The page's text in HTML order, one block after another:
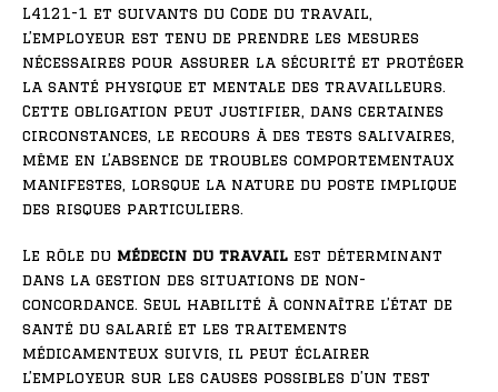
L4121-1 et suivants du Code du travail,
l’employeur est tenu de prendre les mesures
nécessaires pour assurer la sécurité et protéger
la santé physique et mentale des travailleurs.
Cette obligation peut justifier, dans certaines
circonstances, le recours à des tests salivaires,
même en l’absence de troubles comportementaux
manifestes, lorsque la nature du poste implique
des risques particuliers.
Le rôle du médecin du travail est déterminant
dans la gestion des situations de non-
concordance. Seul habilité à connaître l’état de
santé du salarié et les traitements
médicamenteux suivis, il peut éclairer
l’employeur sur les causes possibles d’un test